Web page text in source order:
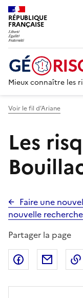
RÉPUBLIQUE
FRANÇAISE
Mieux connaître les
Voir le fil d’Ariane
Les
Faire une
nouvelle
Partager la page
Partager sur